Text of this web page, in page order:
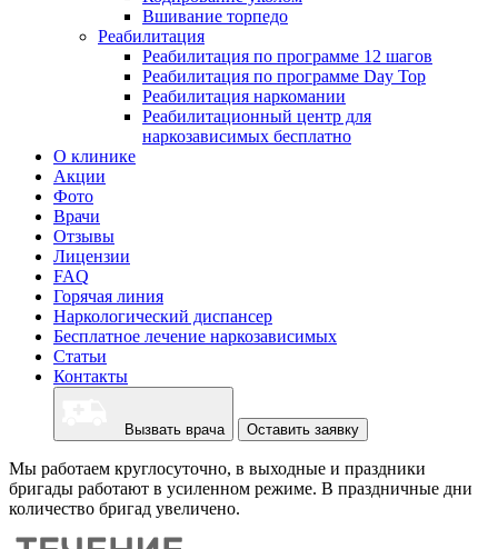
Вшивание торпедо
Реабилитация
Реабилитация по программе 12 шагов
Реабилитация по программе Day Top
Реабилитация наркомании
Реабилитационный центр для
наркозависимых бесплатно
О клинике
Акции
Фото
Врачи
Отзывы
Лицензии
FAQ
Горячая линия
Наркологический диспансер
Бесплатное лечение наркозависимых
Статьи
Контакты
Вызвать врача Оставить заявку
Мы работаем круглосуточно, в выходные и праздники
бригады работают в усиленном режиме. В праздничные дни
количество бригад увеличено.